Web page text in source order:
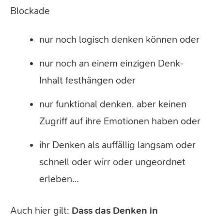
Blockade
nur noch logisch denken können oder
nur noch an einem einzigen Denk-
Inhalt festhängen oder
nur funktional denken, aber keinen
Zugriff auf ihre Emotionen haben oder
ihr Denken als auffällig langsam oder
schnell oder wirr oder ungeordnet
erleben…
Auch hier gilt: Dass das Denken in